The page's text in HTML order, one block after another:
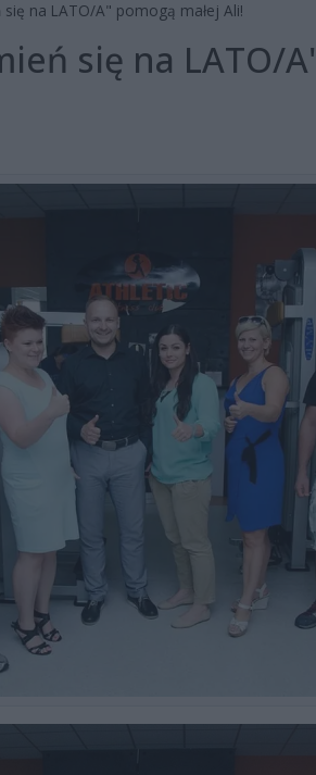
się na LATO/A" pomogą małej Ali!
się na LATO/